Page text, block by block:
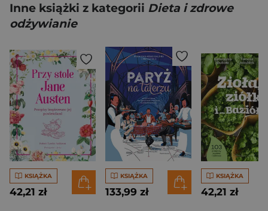
Inne książki z kategorii Dieta i zdrowe
odżywianie
KSIĄŻKA
42,21 zł
KSIĄŻKA
133,99 zł
KSIĄŻKA
42,21 zł